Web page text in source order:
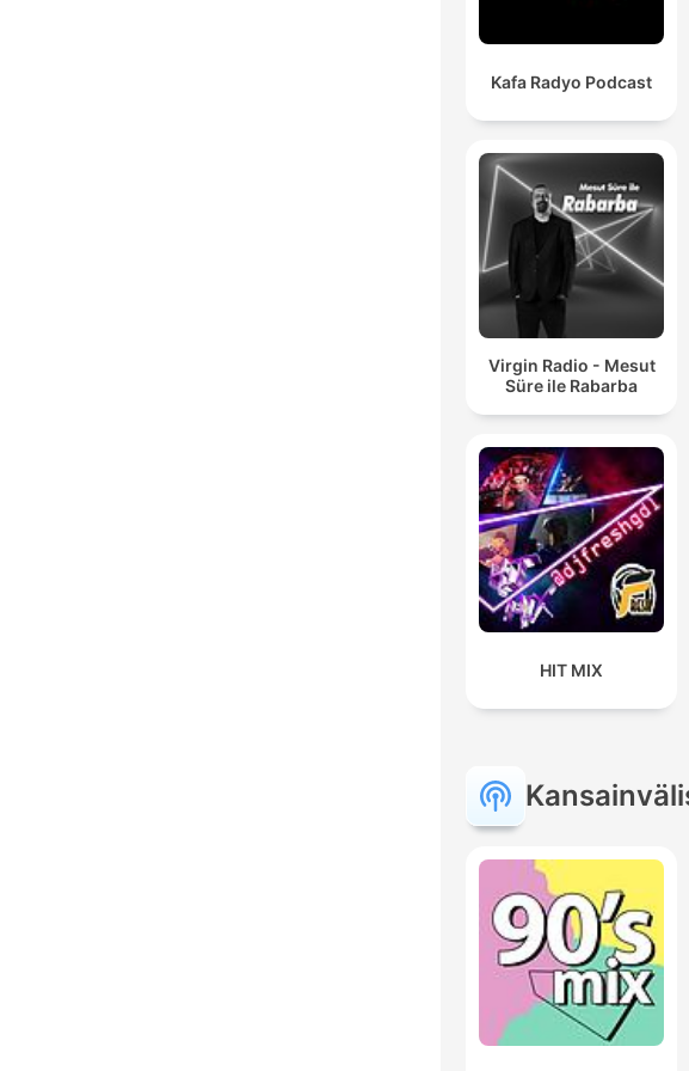
Kafa Radyo Podcast
Virgin Radio - Mesut
Süre ile Rabarba
HIT MIX